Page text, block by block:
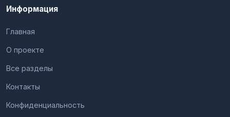
Информация
Главная
О проекте
Все разделы
Контакты
Конфиденциальность